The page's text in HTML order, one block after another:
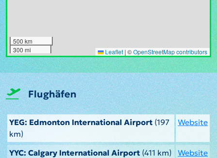
500 km
300 mi
Leaflet | ©OpenStreetMap contributors
Flughäfen
YEG: Edmonton International Airport (197
km)
Website
YYC: Calgary International Airport(411 km)
Website